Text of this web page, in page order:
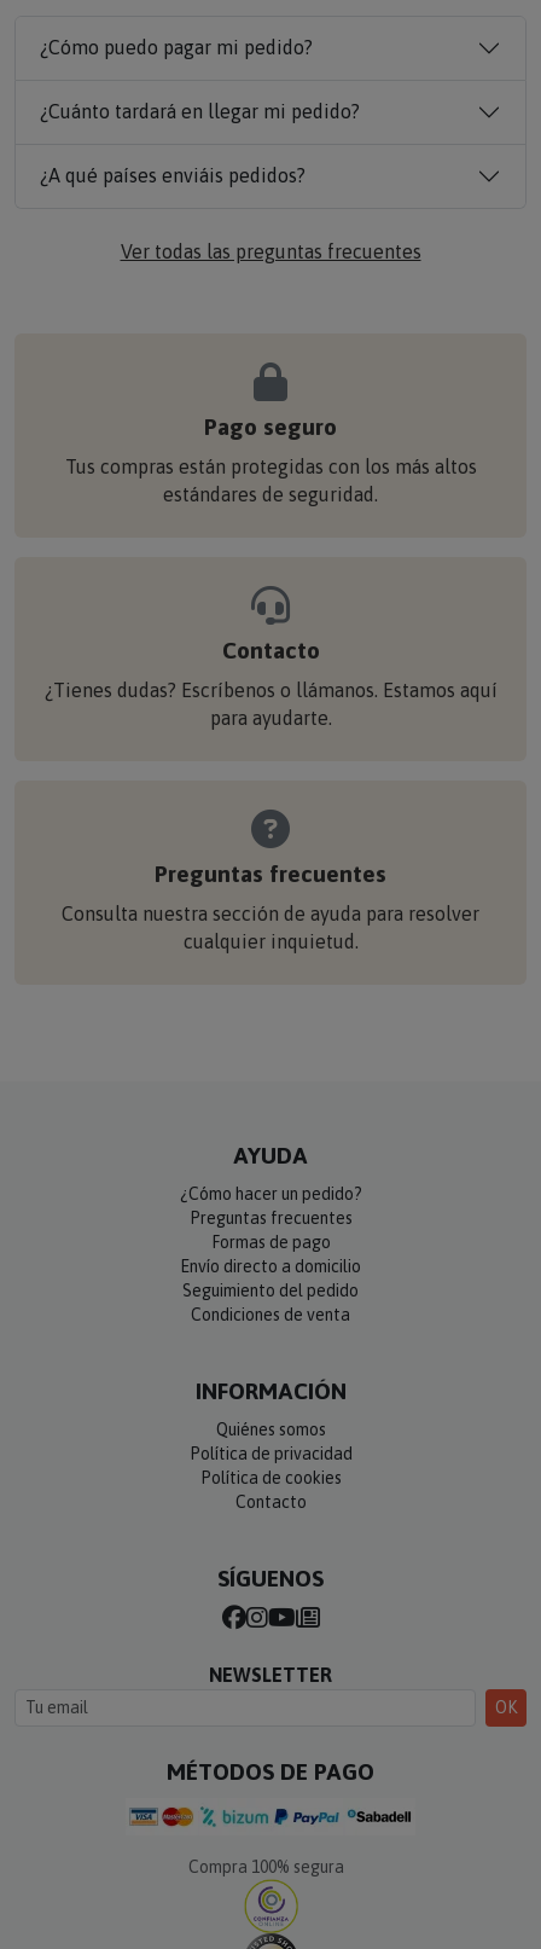
¿Cómo puedo pagar mi pedido?
¿Cuánto tardará en llegar mi pedido?
¿A qué países enviáis pedidos?
Ver todas las preguntas frecuentes
Pago seguro
Tus compras están protegidas con los más altos
estándares de seguridad.
Contacto
¿Tienes dudas? Escríbenos o llámanos. Estamos aquí
para ayudarte.
Preguntas frecuentes
Consulta nuestra sección de ayuda para resolver
cualquier inquietud.
AYUDA
¿Cómo hacer un pedido?
Preguntas frecuentes
Formas de pago
Envío directo a domicilio
Seguimiento del pedido
Condiciones de venta
INFORMACIÓN
Quiénes somos
Política de privacidad
Política de cookies
Contacto
SÍGUENOS
NEWSLETTER
OK
MÉTODOS DE PAGO
Compra 100% segura